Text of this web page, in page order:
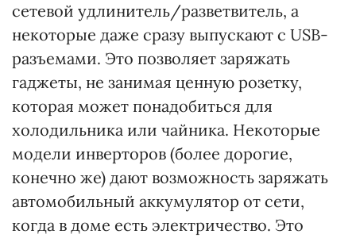
сетевой удлинитель/разветвитель, а
некоторые даже сразу выпускают с USB-
разъемами. Это позволяет заряжать
гаджеты, не занимая ценную розетку,
которая может понадобиться для
холодильника или чайника. Некоторые
модели инверторов (более дорогие,
конечно же) дают возможность заряжать
автомобильный аккумулятор от сети,
когда в доме есть электричество. Это